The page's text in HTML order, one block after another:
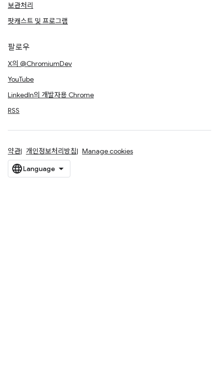
보관처리
팟캐스트 및 프로그램
팔로우
X의 @ChromiumDev
YouTube
LinkedIn의 개발자용 Chrome
RSS
약관 개인정보처리방침 Manage cookies